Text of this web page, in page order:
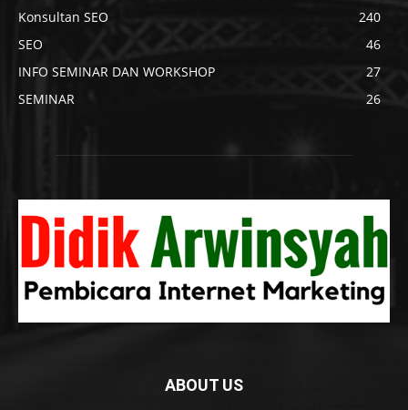
Konsultan SEO
240
SEO
46
INFO SEMINAR DAN WORKSHOP
27
SEMINAR
26
ABOUT US